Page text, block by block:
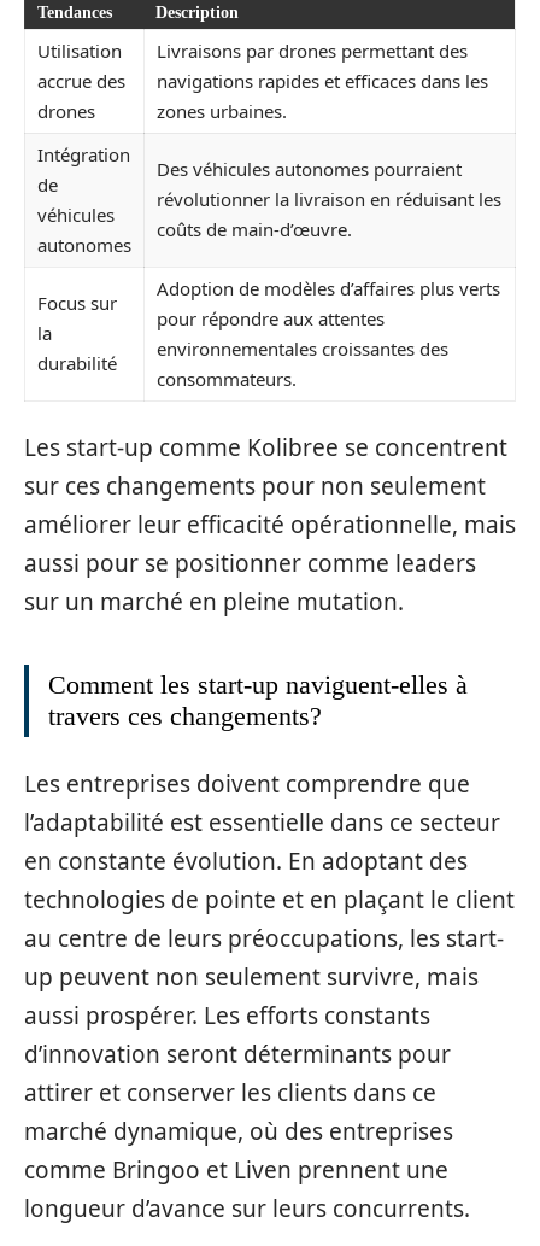
Tendances Description
Utilisation
accrue des
drones
Livraisons par drones permettant des
navigations rapides et efficaces dans les
zones urbaines.
Intégration
de
véhicules
autonomes
Des véhicules autonomes pourraient
révolutionner la livraison en réduisant les
coûts de main-d’œuvre.
Focus sur
la
durabilité
Adoption de modèles d’affaires plus verts
pour répondre aux attentes
environnementales croissantes des
consommateurs.
Les start-up comme Kolibree se concentrent
sur ces changements pour non seulement
améliorer leur efficacité opérationnelle, mais
aussi pour se positionner comme leaders
sur un marché en pleine mutation.
Comment les start-up naviguent-elles à
travers ces changements?
Les entreprises doivent comprendre que
l’adaptabilité est essentielle dans ce secteur
en constante évolution. En adoptant des
technologies de pointe et en plaçant le client
au centre de leurs préoccupations, les start-
up peuvent non seulement survivre, mais
aussi prospérer. Les efforts constants
d’innovation seront déterminants pour
attirer et conserver les clients dans ce
marché dynamique, où des entreprises
comme Bringoo et Liven prennent une
longueur d’avance sur leurs concurrents.